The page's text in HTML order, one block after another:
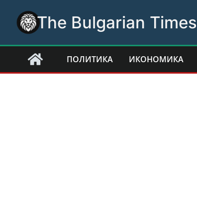
content
The Bulgarian Times
ПОЛИТИКА ИКОНОМИКА